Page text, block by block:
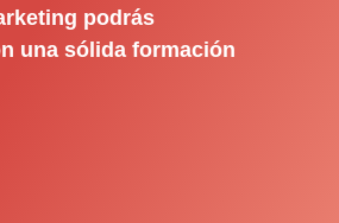
podrás
una sólida formación